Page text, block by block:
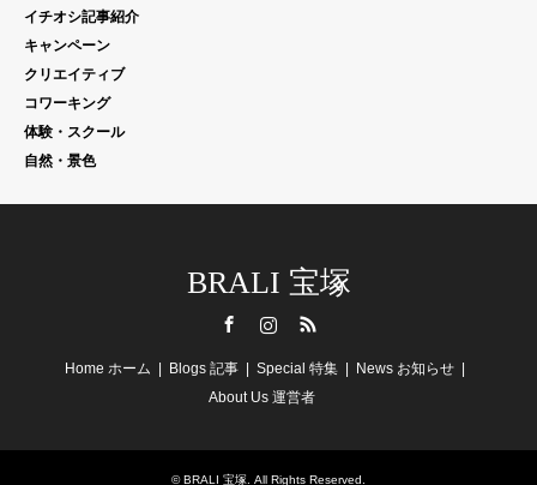
イチオシ記事紹介
キャンペーン
クリエイティブ
コワーキング
体験・スクール
自然・景色
BRALI 宝塚
Home ホーム Blogs 記事 Special 特集
News お知らせ
About Us 運営者
©BRALI 宝塚 . All Rights Reserved.